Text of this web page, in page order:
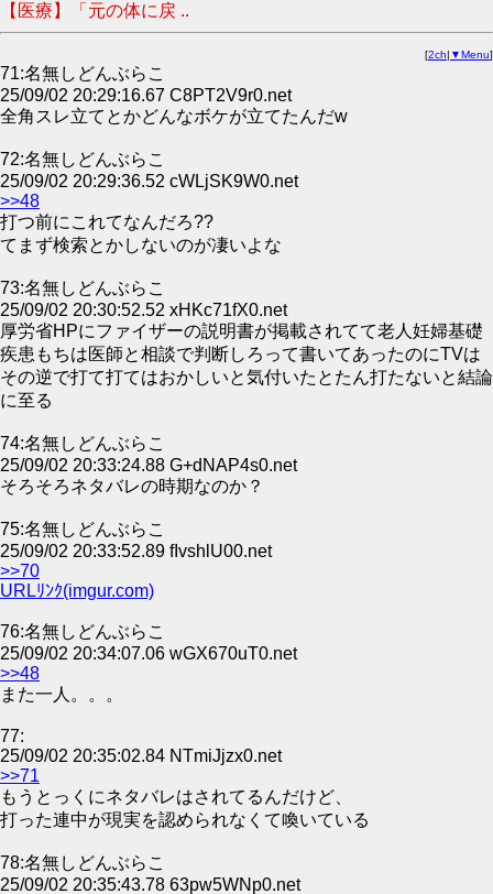
【医療】「元の体に戻 ..
[2ch| ▼Menu]
71:名無しどんぶらこ
25/09/02 20:29:16.67 C8PT2V9r0.net
全角スレ立てとかどんなボケが立てたんだw
72:名無しどんぶらこ
25/09/02 20:29:36.52 cWLjSK9W0.net
>>48
打つ前にこれてなんだろ??
てまず検索とかしないのが凄いよな
73:名無しどんぶらこ
25/09/02 20:30:52.52 xHKc71fX0.net
厚労省HPにファイザーの説明書が掲載されてて老人妊婦基礎
疾患もちは医師と相談で判断しろって書いてあったのにTVは
その逆で打て打てはおかしいと気付いたとたん打たないと結論
に至る
74:名無しどんぶらこ
25/09/02 20:33:24.88 G+dNAP4s0.net
そろそろネタバレの時期なのか？
75:名無しどんぶらこ
25/09/02 20:33:52.89 fIvshlU00.net
>>70
URLﾘﾝｸ(imgur.com)
76:名無しどんぶらこ
25/09/02 20:34:07.06 wGX670uT0.net
>>48
また一人。。。
77:
25/09/02 20:35:02.84 NTmiJjzx0.net
>>71
もうとっくにネタバレはされてるんだけど、
打った連中が現実を認められなくて喚いている
78:名無しどんぶらこ
25/09/02 20:35:43.78 63pw5WNp0.net